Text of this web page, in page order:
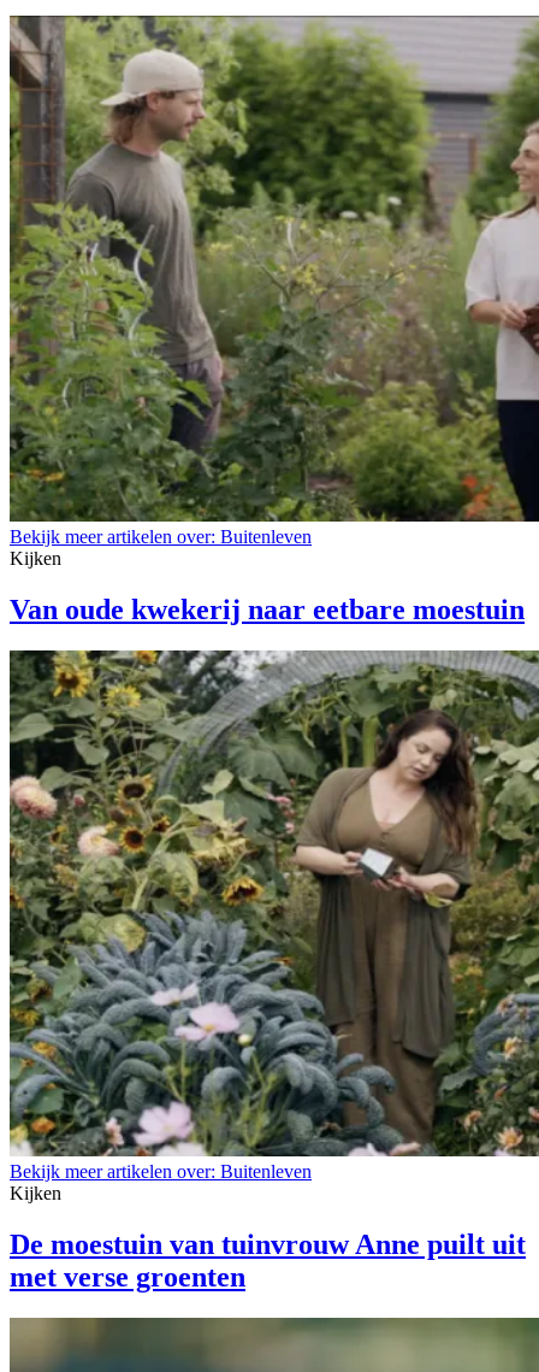
Bekijk meer artikelen over: Buitenleven
Kijken
Van oude kwekerij naar eetbare moestuin
Bekijk meer artikelen over: Buitenleven
Kijken
De moestuin van tuinvrouw Anne puilt uit
met verse groenten